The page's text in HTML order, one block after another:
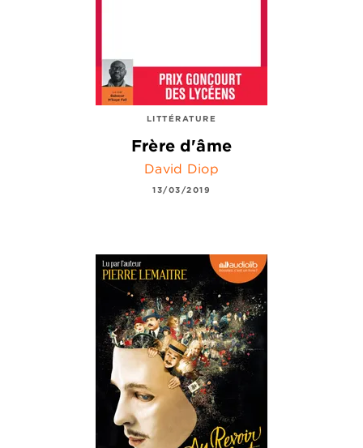
LITTÉRATURE
Frère d'âme
David Diop
13/03/2019